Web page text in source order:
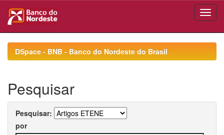
navigationDSpace - BNB - Banco do Nordeste do Brasil
Pesquisar
Pesquisar:
por